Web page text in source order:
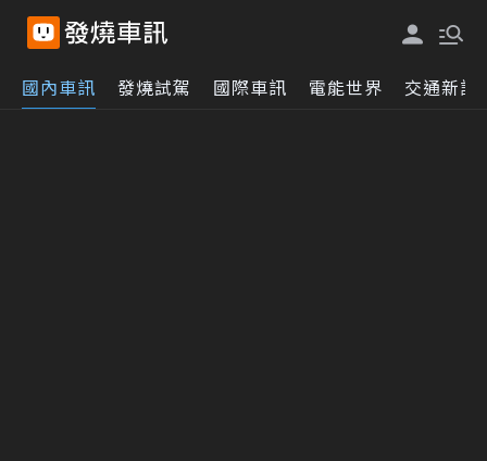
國內車訊 發燒試駕 國際車訊 電能世界 交通新訊